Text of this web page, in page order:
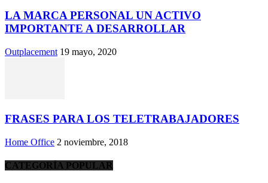
LA MARCA PERSONAL UN ACTIVO
IMPORTANTE A DESARROLLAR
Outplacement 19 mayo, 2020
FRASES PARA LOS TELETRABAJADORES
Home Office 2 noviembre, 2018
CATEGORÍA POPULAR